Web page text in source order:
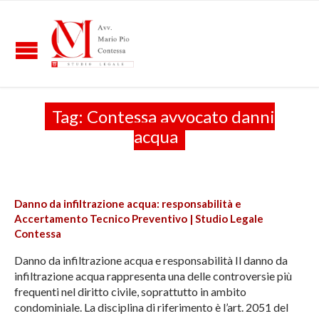
Tag: Contessa avvocato danni
acqua
Danno da infiltrazione acqua: responsabilità e
Accertamento Tecnico Preventivo | Studio Legale
Contessa
Danno da infiltrazione acqua e responsabilità Il danno da
infiltrazione acqua rappresenta una delle controversie più
frequenti nel diritto civile, soprattutto in ambito
condominiale. La disciplina di riferimento è l’art. 2051 del